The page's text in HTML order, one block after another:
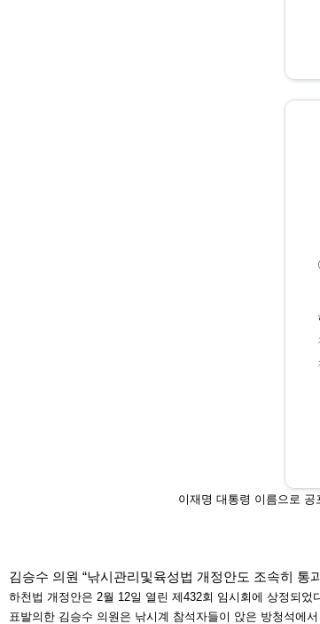
이재명 대통령 이름 으로 공
김승수 의원 “낚시관리및육성법 개정안도 조속히 통
하천법 개정안은 2월 12일 열린 제432회 임시회에 상정되 었
표발의한 김승수 의원은 낚시계 참석자들이 앉은 방청석에